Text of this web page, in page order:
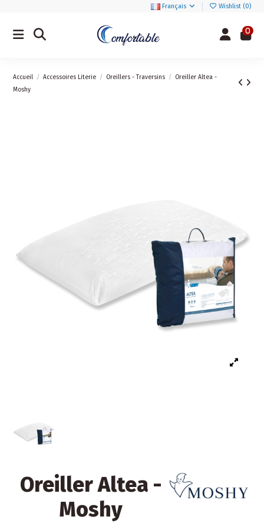
Français Wishlist (0)
0
Accueil Accessoires Literie Oreillers - Traversins
Oreiller Altea -
Moshy
Oreiller Altea -
Moshy